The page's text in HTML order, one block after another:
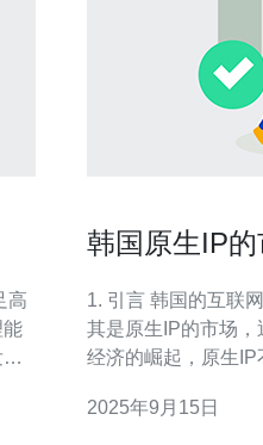
能
韩国原生IP
1. 引言 韩国的互联网发展速度在全球范围内名列前茅，尤
其是原生IP的市场
经济的崛起，原生
行分析，并探讨其未
2025年9月15日